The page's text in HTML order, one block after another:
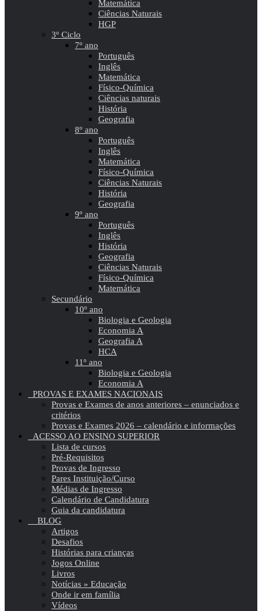
Matemática
Ciências Naturais
HGP
3º Ciclo
7º ano
Português
Inglês
Matemática
Físico-Química
Ciências naturais
História
Geografia
8º ano
Português
Inglês
Matemática
Físico-Química
Ciências Naturais
História
Geografia
9º ano
Português
Inglês
História
Geografia
Ciências Naturais
Físico-Química
Matemática
Secundário
10º ano
Biologia e Geologia
Economia A
Geografia A
HCA
11º ano
Biologia e Geologia
Economia A
PROVAS E EXAMES NACIONAIS
Provas e Exames de anos anteriores – enunciados e
critérios
Provas e Exames 2026 – calendário e informações
ACESSO AO ENSINO SUPERIOR
Lista de cursos
Pré-Requisitos
Provas de Ingresso
Pares Instituição/Curso
Médias de Ingresso
Calendário de Candidatura
Guia da candidatura
BLOG
Artigos
Desafios
Histórias para crianças
Jogos Online
Livros
Notícias » Educação
Onde ir em família
Vídeos